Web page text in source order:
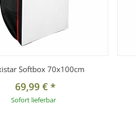
Softbox 70x100cm
69,99 €*
Sofort lieferbar